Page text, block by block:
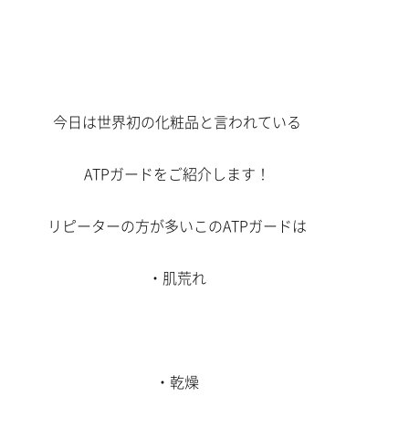
今日は世界初の化粧品と言われている
ATPガードをご紹介します！
リピーターの方が多いこのATPガードは
・肌荒れ
・乾燥